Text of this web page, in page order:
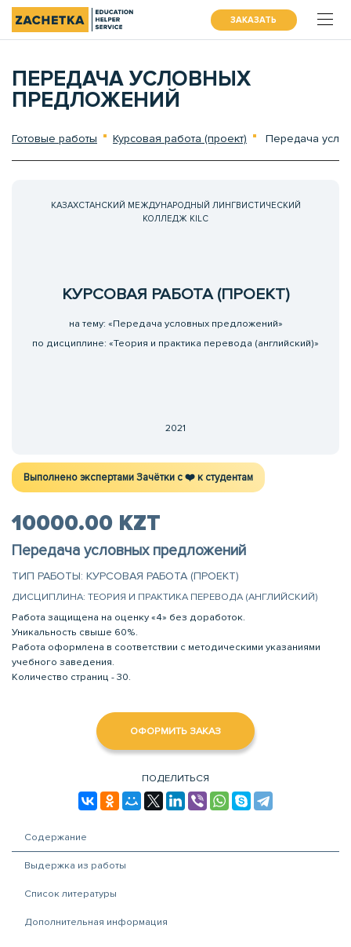
ЗАКАЗАТЬ
ПЕРЕДАЧА УСЛОВНЫХ
ПРЕДЛОЖЕНИЙ
Готовые работы Курсовая работа (проект) Передача
КАЗАХСТАНСКИЙ МЕЖДУНАРОДНЫЙ ЛИНГВИСТИЧЕСКИЙ
КОЛЛЕДЖ KILC
КУРСОВАЯ РАБОТА (ПРОЕКТ)
на тему: «Передача условных предложений»
по дисциплине: «Теория и практика перевода (английский)»
2021
Выполнено экспертами Зачётки c ❤️ к студентам
10000.00 KZT
Передача условных предложений
ТИП РАБОТЫ: КУРСОВАЯ РАБОТА (ПРОЕКТ)
ДИСЦИПЛИНА: ТЕОРИЯ И ПРАКТИКА ПЕРЕВОДА (АНГЛИЙСКИЙ)
Работа защищена на оценку «4» без доработок.
Уникальность свыше 60%.
Работа оформлена в соответствии с методическими указаниями
учебного заведения.
Количество страниц - 30.
ОФОРМИТЬ ЗАКАЗ
ПОДЕЛИТЬСЯ
Содержание
Выдержка из работы
Список литературы
Дополнительная информация